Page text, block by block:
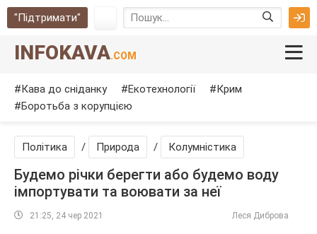
"Підтримати"
INFOKAVA.COM
Кава до сніданку Екотехнології
Крим
Боротьба з корупцією
Політика / Природа / Колумністика
Будемо річки берегти або будемо воду
імпортувати та воювати за неї
21:25, 24 чер 2021 Леся Диброва